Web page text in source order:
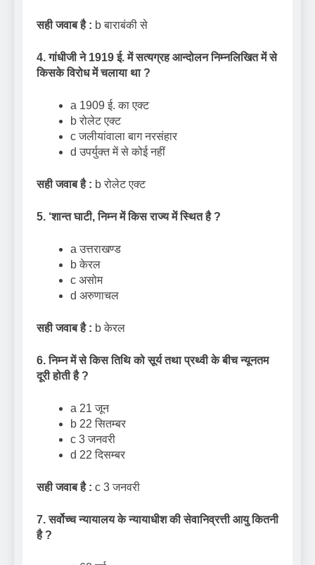
सही जवाब है : b बाराबंकी से
4. गांधीजी ने 1919 ई. में सत्यग्रह आन्दोलन निम्नलिखित में से
किसके विरोध में चलाया था ?
a 1909 ई. का एक्ट
b रोलेट एक्ट
c जलीयांवाला बाग नरसंहार
d उपर्युक्त में से कोई नहीं
सही जवाब है : b रोलेट एक्ट
5. ‘शान्त घाटी,निम्न में किस राज्य में स्थित है ?
a उत्तराखण्ड
b केरल
c असोम
d अरुणाचल
सही जवाब है : b केरल
6. निम्न में से किस तिथि को सूर्य तथा प्रथ्वी के बीच न्यूनतम
दूरी होती है ?
a 21 जून
b 22 सितम्बर
c 3 जनवरी
d 22 दिसम्बर
सही जवाब है : c 3 जनवरी
7. सर्वोच्च न्यायालय के न्यायाधीश की सेवानिव्रत्ती आयु कितनी
है ?